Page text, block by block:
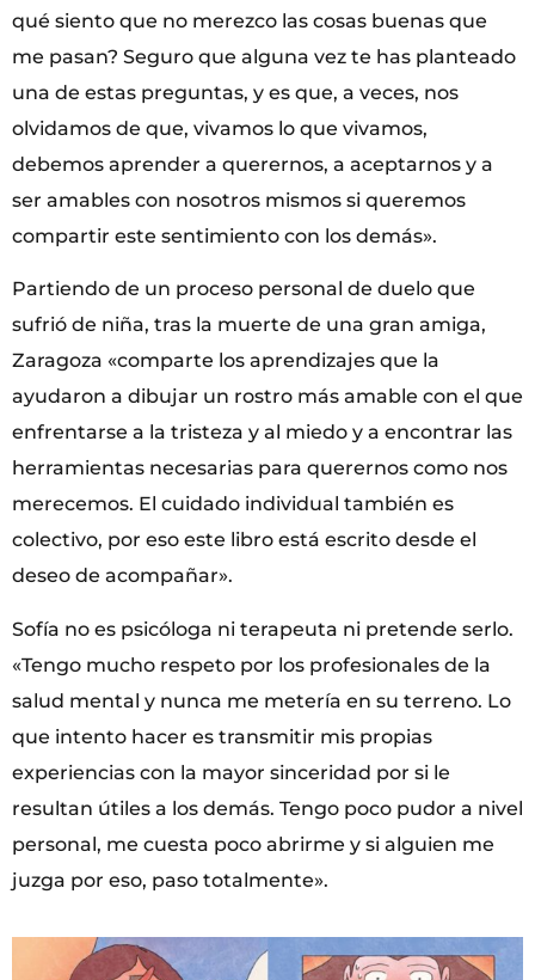
qué siento que no merezco las cosas buenas que
me pasan? Seguro que alguna vez te has planteado
una de estas preguntas, y es que, a veces, nos
olvidamos de que, vivamos lo que vivamos,
debemos aprender a querernos, a aceptarnos y a
ser amables con nosotros mismos si queremos
compartir este sentimiento con los demás».
Partiendo de un proceso personal de duelo que
sufrió de niña, tras la muerte de una gran amiga,
Zaragoza «comparte los aprendizajes que la
ayudaron a dibujar un rostro más amable con el que
enfrentarse a la tristeza y al miedo y a encontrar las
herramientas necesarias para querernos como nos
merecemos. El cuidado individual también es
colectivo, por eso este libro está escrito desde el
deseo de acompañar».
Sofía no es psicóloga ni terapeuta ni pretende serlo.
«Tengo mucho respeto por los profesionales de la
salud mental y nunca me metería en su terreno. Lo
que intento hacer es transmitir mis propias
experiencias con la mayor sinceridad por si le
resultan útiles a los demás. Tengo poco pudor a nivel
personal, me cuesta poco abrirme y si alguien me
juzga por eso, paso totalmente».